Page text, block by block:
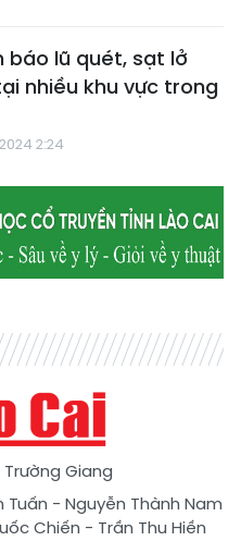
báo lũ quét, sạt lở
nhiều khu vực trong
2:24
Trường Giang
Tuấn - Nguyễn Thành Nam
Chiến - Trần Thu Hiền